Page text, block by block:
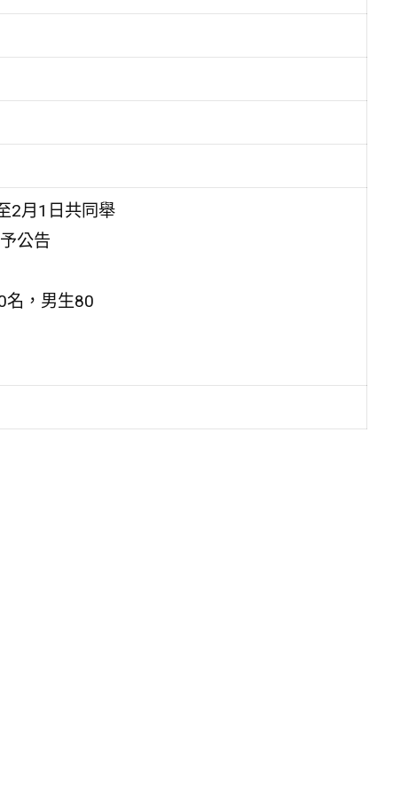
2月1日共同舉
公告
名，男生80